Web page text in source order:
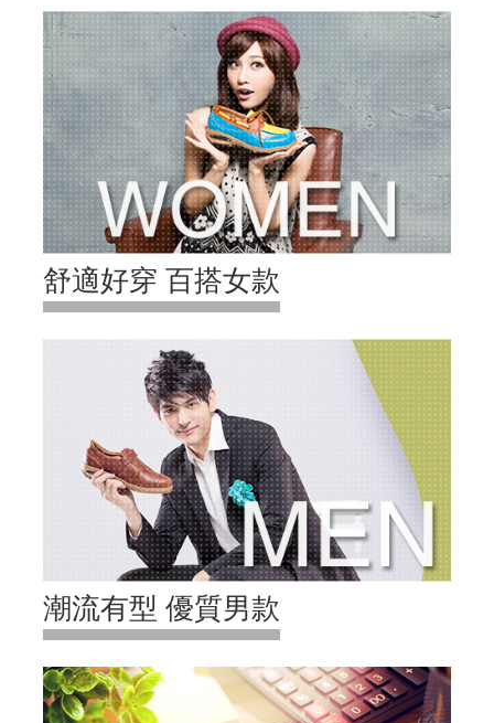
舒適好穿 百搭女款
潮流有型 優質男款